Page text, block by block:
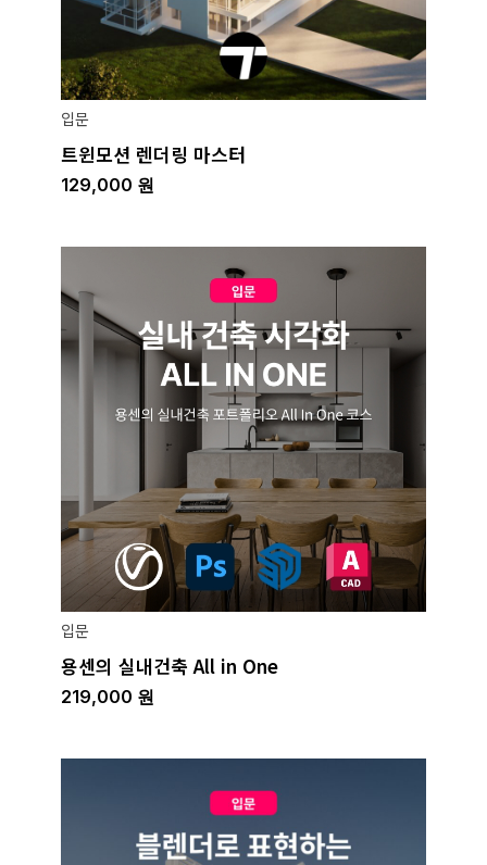
입문
트윈모션 렌더링 마스터
129,000 원
입문
용센의 실내건축 All in One
219,000 원